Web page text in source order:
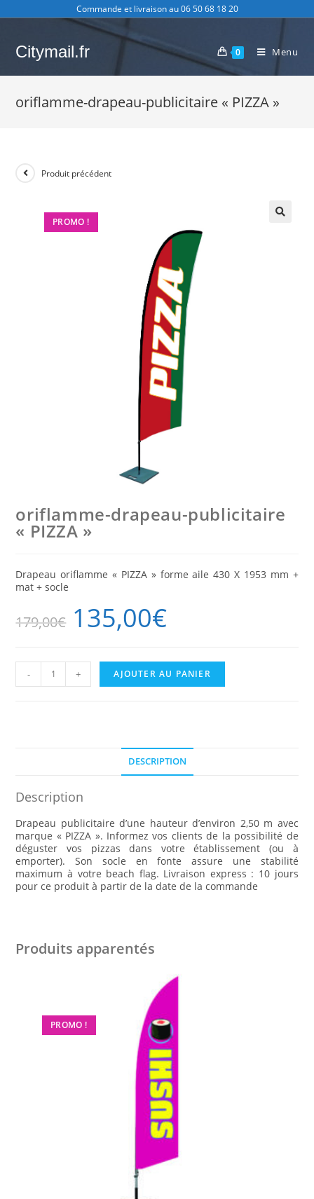
to
Commande et livraison au 06 50 68 18 20
Citymail.fr 0 Menu
oriflamme-drapeau-publicitaire « PIZZA »
PROMO !
Produit précédent
oriflamme-drapeau-publicitaire
« PIZZA »
Drapeau oriflamme « PIZZA » forme aile 430 X 1953 mm +
mat + socle
179,00€ 135,00€
-
quantité
+ AJOUTER AU PANIER
DESCRIPTION
Description
Drapeau publicitaire d’une hauteur d’environ 2,50 m avec
marque « PIZZA ». Informez vos clients de la possibilité de
déguster vos pizzas dans votre établissement (ou à
emporter). Son socle en fonte assure une stabilité
maximum à votre beach flag. Livraison express : 10 jours
pour ce produit à partir de la date de la commande
Produits apparentés
PROMO !